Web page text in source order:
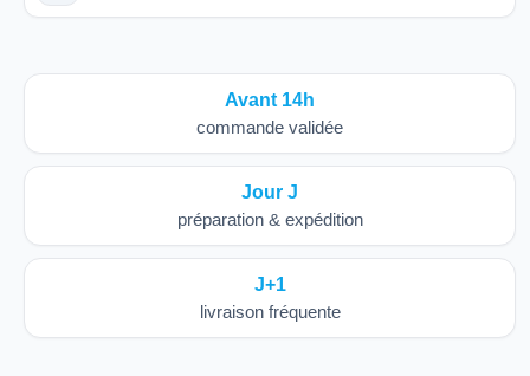
Avant 14h
commande validée
Jour J
préparation & expédition
J+1
livraison fréquente